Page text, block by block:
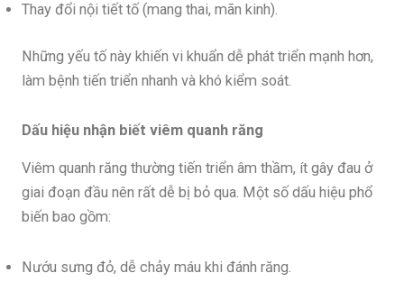
Thay đổi nội tiết tố (mang thai, mãn kinh).
Những yếu tố này khiến vi khuẩn dễ phát triển mạnh hơn,
làm bệnh tiến triển nhanh và khó kiểm soát.
Dấu hiệu nhận biết viêm quanh răng
Viêm quanh răng thường tiến triển âm thầm, ít gây đau ở
giai đoạn đầu nên rất dễ bị bỏ qua. Một số dấu hiệu phổ
biến bao gồm:
Nướu sưng đỏ, dễ chảy máu khi đánh răng.